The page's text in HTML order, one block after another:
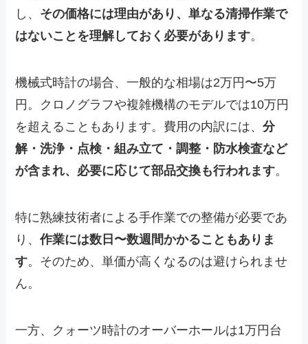
し、 その価格には理由があり、単なる清掃作業で
はないことを理解しておく必要があります。
機械式時計の場合、一般的な相場は2万円〜5万
円。クロノグラフや複雑機構のモデルでは10万円
を超えることもあります。費用の内訳には、分
解・洗浄・点検・組み立て・調整・防水検査など
が含まれ、必要に応じて部品交換も行われます。
特に熟練技術者による手作業での整備が必要であ
り、作業には数日〜数週間かかることもありま
す。そのため、単価が高くなるのは避けられませ
ん。
一方、クォーツ時計のオーバーホールは1万円台